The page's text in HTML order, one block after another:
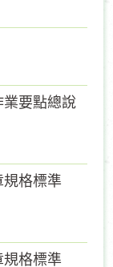
業要點總說
格標準
格標準